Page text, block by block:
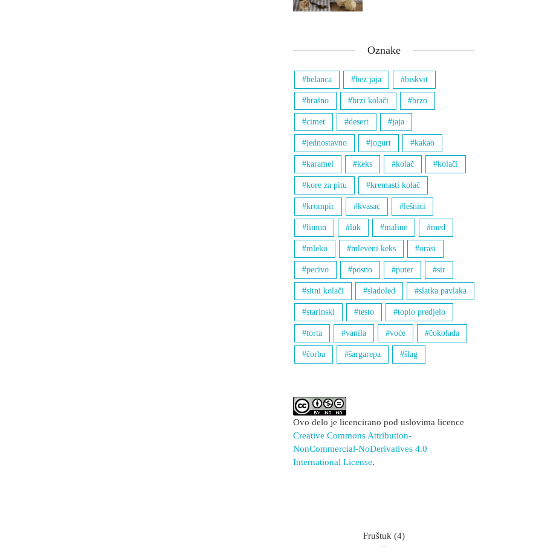
Oznake
belanca bez jaja biskvit
brašno brzi kolači brzo
cimet desert jaja
jednostavno jogurt kakao
karamel keks kolač kolači
kore za pitu kremasti kolač
krompir kvasac lešnici
limun luk maline med
mleko mleveni keks orasi
pecivo posno puter sir
sitni kolači sladoled slatka pavlaka
starinski testo toplo predjelo
torta vanila voće čokolada
čorba šargarepa šlag
Ovo delo je licencirano pod uslovima licence
Creative Commons Attribution-
NonCommercial-NoDerivatives 4.0
International License.
Fruštuk (4)